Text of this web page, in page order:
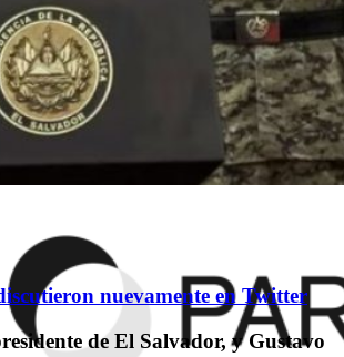
nuevamente en Twitter
de El Salvador, y Gustavo